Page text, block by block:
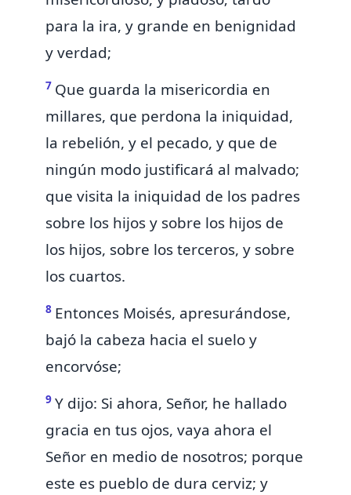
para la ira, y grande en benignidad
y verdad;
7 Que guarda la misericordia en
millares, que perdona la iniquidad,
la rebelión, y el pecado, y que de
ningún modo justificará al malvado;
que visita la iniquidad de los padres
sobre los hijos y sobre los hijos de
los hijos, sobre los terceros, y sobre
los cuartos.
8 Entonces Moisés, apresurándose,
bajó la cabeza hacia el suelo y
encorvóse;
9 Y dijo: Si ahora, Señor, he hallado
gracia en tus ojos, vaya ahora el
Señor en medio de nosotros; porque
este es pueblo de dura cerviz; y